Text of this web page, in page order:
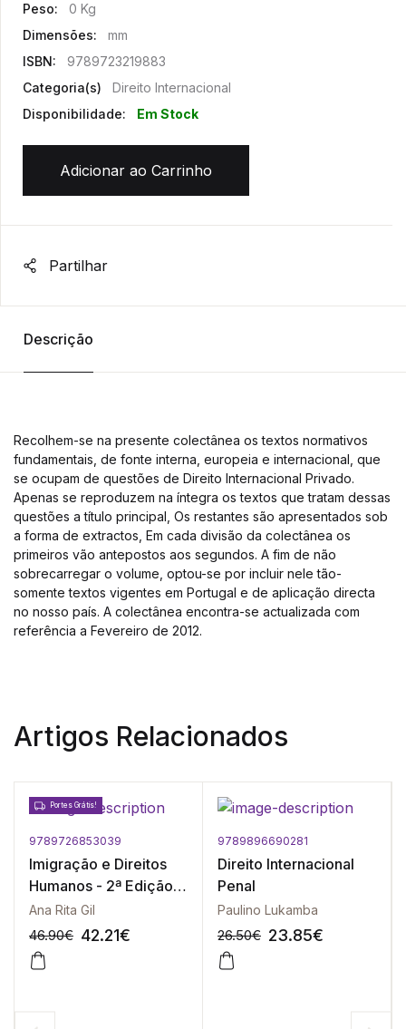
Peso:
0 Kg
Dimensões:
mm
ISBN:
9789723219883
Categoria(s)
Direito Internacional
Disponibilidade:
Em Stock
Adicionar ao Carrinho
Partilhar
Descrição
Recolhem-se na presente colectânea os textos normativos
fundamentais, de fonte interna, europeia e internacional, que
se ocupam de questões de Direito Internacional Privado.
Apenas se reproduzem na íntegra os textos que tratam dessas
questões a título principal, Os restantes são apresentados sob
a forma de extractos, Em cada divisão da colectânea os
primeiros vão antepostos aos segundos. A fim de não
sobrecarregar o volume, optou-se por incluir nele tão-
somente textos vigentes em Portugal e de aplicação directa
no nosso país. A colectânea encontra-se actualizada com
referência a Fevereiro de 2012.
Artigos Relacionados
Portes Grátis!
9789726853039
Imigração e Direitos
Humanos - 2ª Edição
Atualizada
Ana Rita Gil
46.90€ 42.21€
9789896690281
Direito Internacional
Penal
Paulino Lukamba
26.50€ 23.85€